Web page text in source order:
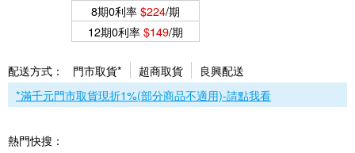
8期0利率$224/期
12期0利率$149/期
配送方式： 門市取貨* 超商取貨
良興配送
*滿千元門市取貨現折1%(部分商品不適用)-請點我看
熱門快搜：